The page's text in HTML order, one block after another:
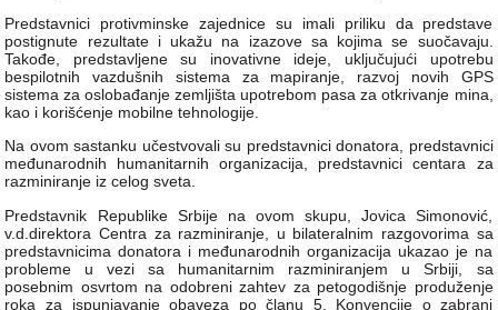
Predstavnici protivminske zajednice su imali priliku da predstave
postignute rezultate i ukažu na izazove sa kojima se suočavaju.
Takođe, predstavljene su inovativne ideje, uključujući upotrebu
bespilotnih vazdušnih sistema za mapiranje, razvoj novih GPS
sistema za oslobađanje zemljišta upotrebom pasa za otkrivanje mina,
kao i korišćenje mobilne tehnologije.
Na ovom sastanku učestvovali su predstavnici donatora, predstavnici
međunarodnih humanitarnih organizacija, predstavnici centara za
razminiranje iz celog sveta.
Predstavnik Republike Srbije na ovom skupu, Jovica Simonović,
v.d.direktora Centra za razminiranje, u bilateralnim razgovorima sa
predstavnicima donatora i međunarodnih organizacija ukazao je na
probleme u vezi sa humanitarnim razminiranjem u Srbiji, sa
posebnim osvrtom na odobreni zahtev za petogodišnje produženje
roka za ispunjavanje obaveza po članu 5. Konvencije o zabrani